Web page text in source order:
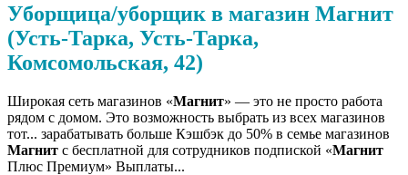
Уборщица/уборщик в магазин Магнит
(Усть-Тарка, Усть-Тарка,
Комсомольская, 42)
Широкая сеть магазинов «Магнит» — это не просто работа
рядом с домом. Это возможность выбрать из всех магазинов
тот... зарабатывать больше Кэшбэк до 50% в семье магазинов
Магнит с бесплатной для сотрудников подпиской «Магнит
Плюс Премиум» Выплаты...